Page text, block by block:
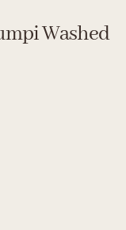
Washed